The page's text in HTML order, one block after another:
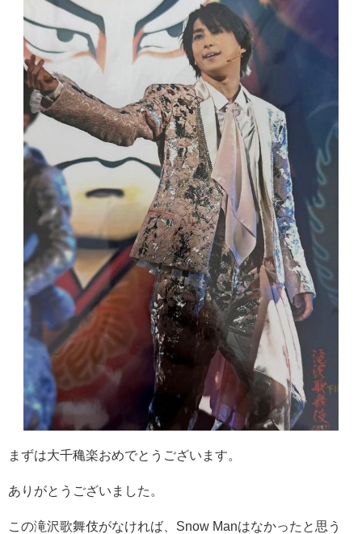
まずは大千穐楽おめでとうございます。
ありがとうございました。
この滝沢歌舞伎がなければ、 Snow Manはなかったと思う